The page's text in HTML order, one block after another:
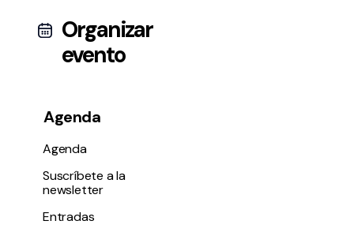
Organizar
evento
Agenda
Agenda
Suscríbete a la
newsletter
Entradas